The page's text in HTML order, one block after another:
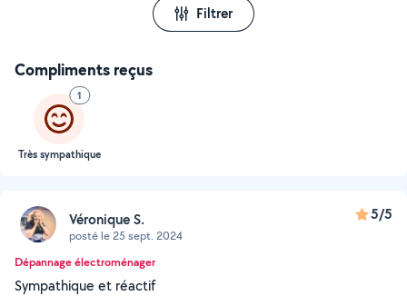
Filtrer
Compliments reçus
1
Très sympathique
Véronique S.
posté le 25 sept. 2024
5/5
Dépannage électroménager
Sympathique et réactif